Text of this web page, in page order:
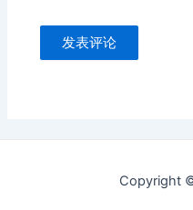
Copyright